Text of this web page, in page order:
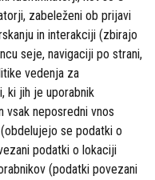
zabeleženi ob prijavi
in interakciji (zbirajo
seje, navigaciji po strani,
vedenja za
ki jih je uporabnik
vsak neposredni vnos
se podatki o
podatki o lokaciji
(podatki povezani